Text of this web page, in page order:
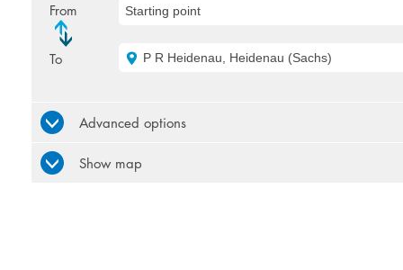
From
To
Starting point
P R Heidenau, Heidenau (Sachs)
Advanced options
Show map